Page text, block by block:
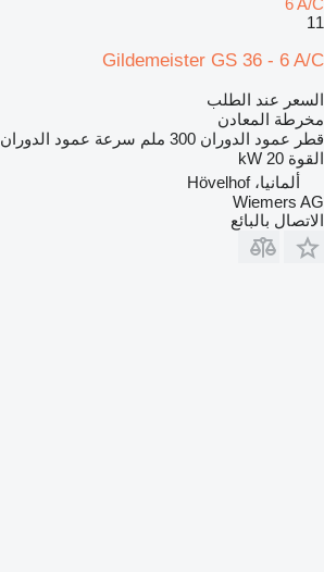
11
Gildemeister GS 36 - 6 A/C
السعر عند الطلب
مخرطة المعادن
قطر عمود الدوران 300 ملم سرعة عمود الدوران
القوة 20 kW
ألمانيا، Hövelhof
Wiemers AG
الاتصال بالبائع